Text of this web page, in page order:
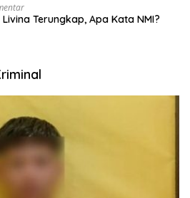
Terungkap, Apa Kata NMI?